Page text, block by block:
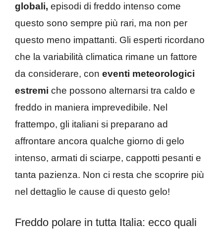
globali, episodi di freddo intenso come
questo sono sempre più rari, ma non per
questo meno impattanti. Gli esperti ricordano
che la variabilità climatica rimane un fattore
da considerare, con eventi meteorologici
estremi che possono alternarsi tra caldo e
freddo in maniera imprevedibile. Nel
frattempo, gli italiani si preparano ad
affrontare ancora qualche giorno di gelo
intenso, armati di sciarpe, cappotti pesanti e
tanta pazienza. Non ci resta che scoprire più
nel dettaglio le cause di questo gelo!
Freddo polare in tutta Italia: ecco quali